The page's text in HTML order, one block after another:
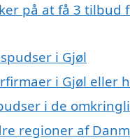
på at få 3
i Gjøl
i Gjøl eller
i de
regioner af